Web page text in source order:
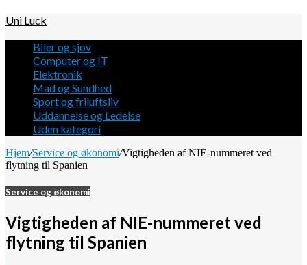
Uni Luck
Biler og sjov
Computer og IT
Elektronik
Mad og Sundhed
Sport og friluftsliv
Uddannelse og Ledelse
Uden kategori
Hjem/Service og økonomi/Vigtigheden af NIE-nummeret ved
flytning til Spanien
Service og økonomi
Vigtigheden af NIE-nummeret ved
flytning til Spanien